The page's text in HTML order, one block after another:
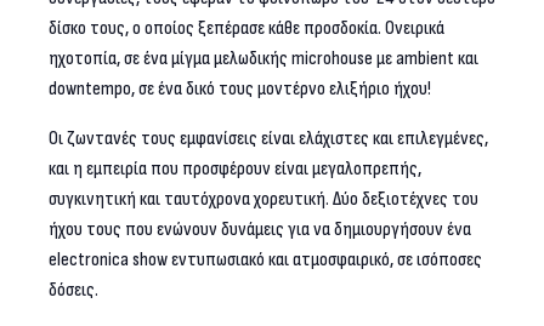
δίσκο τους, ο οποίος ξεπέρασε κάθε προσδοκία. Ονειρικά
ηχοτοπία, σε ένα μίγμα μελωδικής microhouse με ambient και
downtempo, σε ένα δικό τους μοντέρνο ελιξήριο ήχου!
Οι ζωντανές τους εμφανίσεις είναι ελάχιστες και επιλεγμένες,
και η εμπειρία που προσφέρουν είναι μεγαλοπρεπής,
συγκινητική και ταυτόχρονα χορευτική. Δύο δεξιοτέχνες του
ήχου τους που ενώνουν δυνάμεις για να δημιουργήσουν ένα
electronica show εντυπωσιακό και ατμοσφαιρικό, σε ισόποσες
δόσεις.